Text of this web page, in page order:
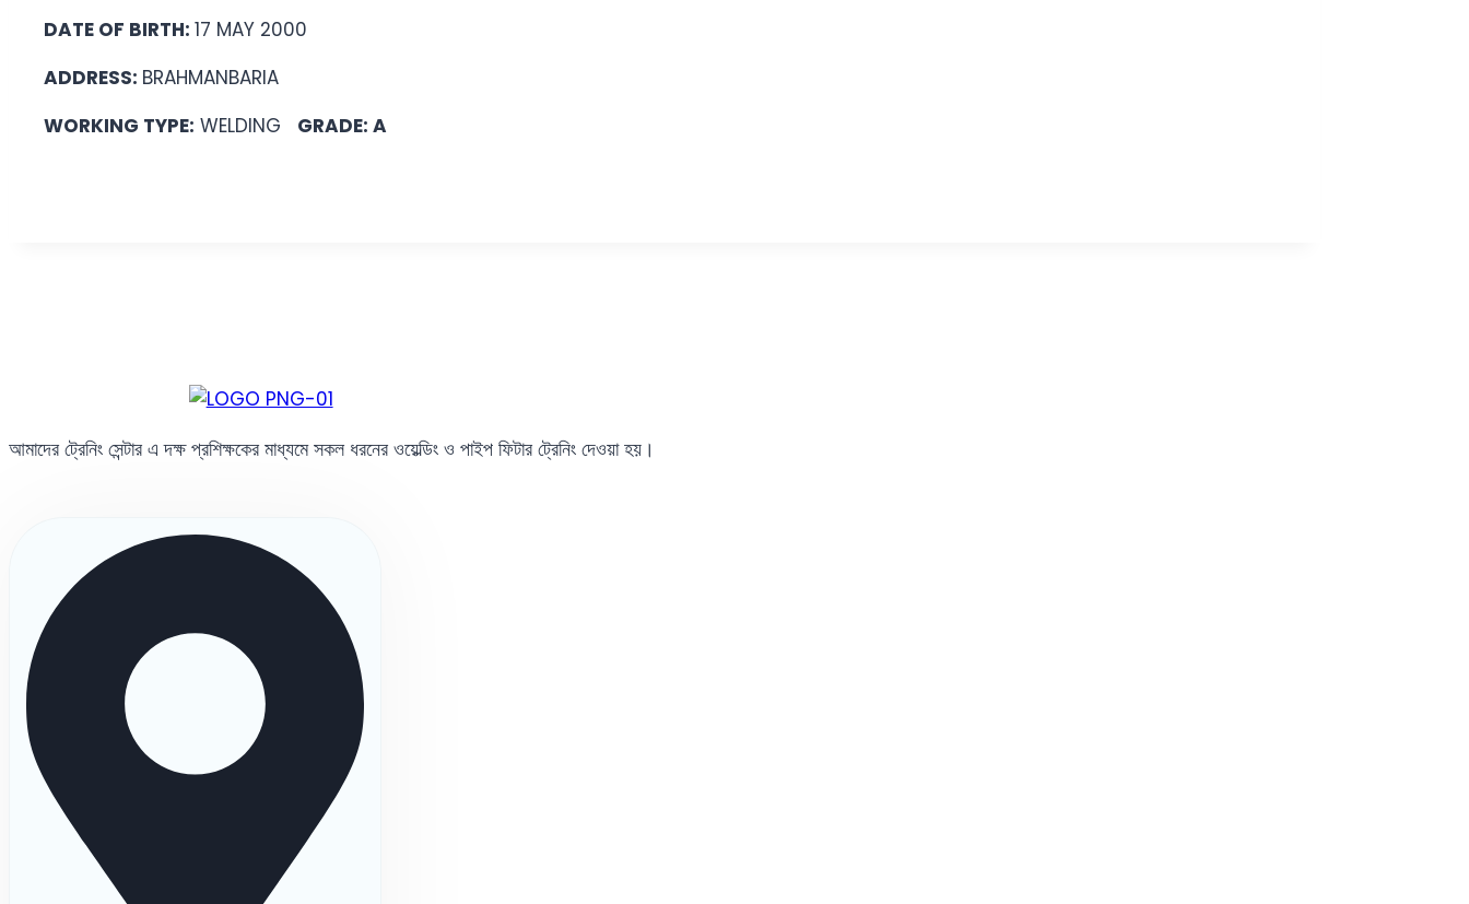
DATE OF BIRTH: 17 MAY 2000
ADDRESS: BRAHMANBARIA
WORKING TYPE: WELDING GRADE: A
আমাদের ট্রেনিং সেন্টার এ দক্ষ প্রশিক্ষকের মাধ্যমে সকল ধরনের ওয়েল্ডিং ও পাইপ ফিটার ট্রেনিং দেওয়া হয়।